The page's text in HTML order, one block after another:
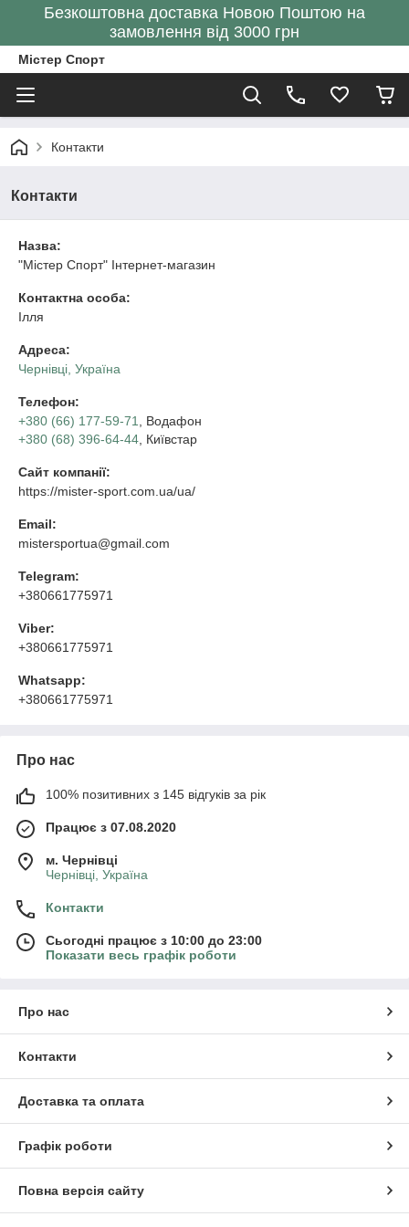
Безкоштовна доставка Новою Поштою на
замовлення від 3000 грн
Містер Спорт
Контакти
Контакти
Назва:
"Містер Спорт" Інтернет-магазин
Контактна особа:
Ілля
Адреса:
Чернівці, Україна
Телефон:
+380 (66) 177-59-71
, Водафон
+380 (68) 396-64-44 , Київстар
Сайт компанії:
https://mister-sport.com.ua/ua/
Email:
mistersportua@gmail.com
Telegram:
+380661775971
Viber:
+380661775971
Whatsapp:
+380661775971
Про нас
100% позитивних з 145 відгуків за рік
Працює з 07.08.2020
м. Чернівці
Чернівці, Україна
Контакти
Сьогодні працює з 10:00 до 23:00
Показати весь графік роботи
Про нас
Контакти
Доставка та оплата
Графік роботи
Повна версія сайту